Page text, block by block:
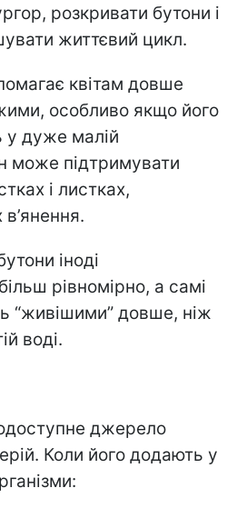
розкривати бутони і
життєвий цикл.
квітам довше
особливо якщо його
у дуже малій
може підтримувати
і листках,
іноді
рівномірно, а самі
“живішими” довше, ніж
воді.
джерело
Коли його додають у